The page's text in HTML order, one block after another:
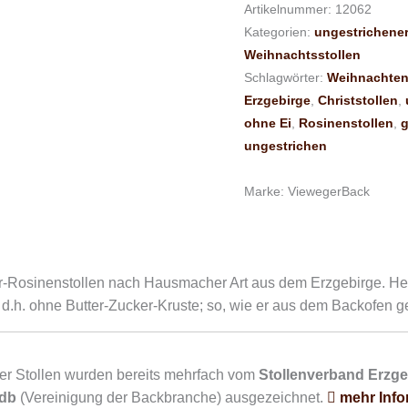
Artikelnummer: 12062
Kategorien:
Weihnachtsstollen
Schlagwörter: Weihnachten
Erzgebirge Christstollen
ohne Ei
Rosinenstollen
ungestrichen
Marke: ViewegerBack
Rosinenstollen nach Hausmacher Art aus dem Erzgebirge.
ohne Butter-Zucker-Kruste; so, wie er aus dem Backofen
Stollen wurden bereits mehrfach vom Stollenverband
(Vereinigung der Backbranche) ausgezeichnet. mehr